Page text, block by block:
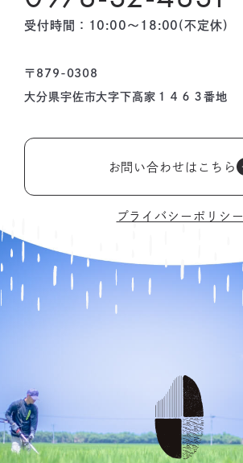
受付時間：10:00〜18:00(不定休)
〒879-0308
大分県宇佐市大字下高家１４６３番地
お問い合わせはこちら
プライバシーポリシー